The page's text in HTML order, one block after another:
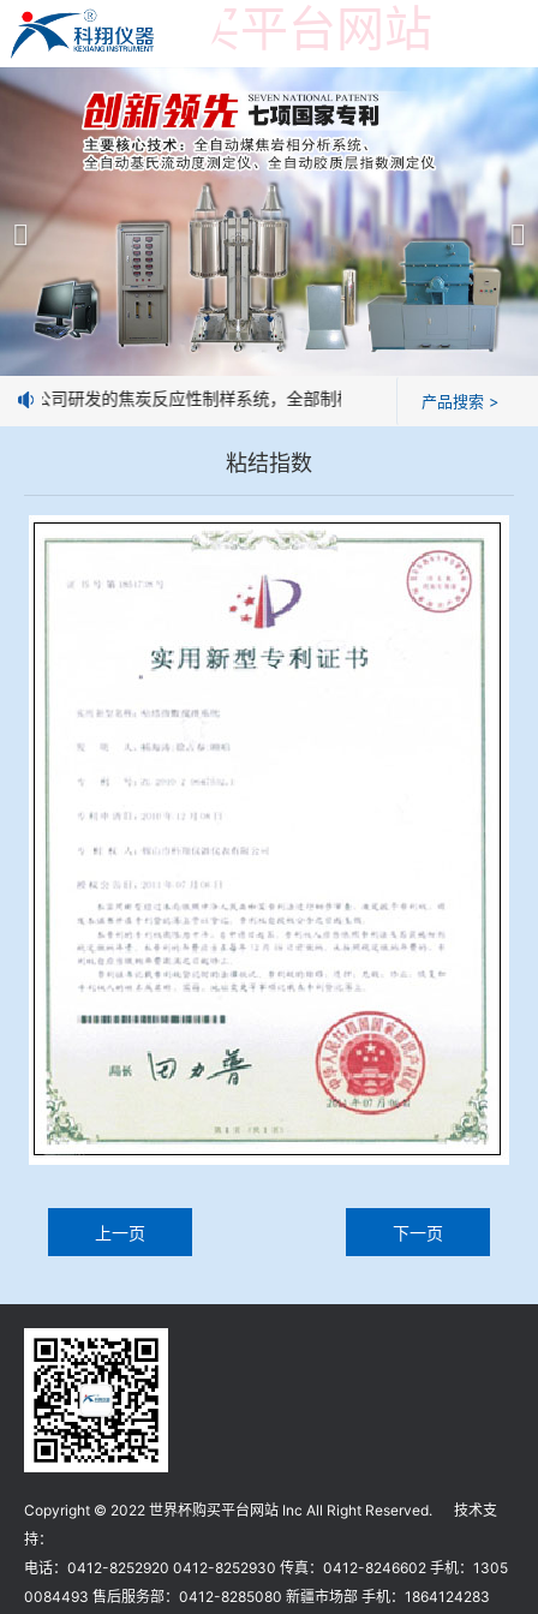
世界杯购买平台网站
世界杯购买平台网站
产品展示 ＞
焦炭高温性能检测系统
焦化行业检测及优化配煤设备
球团矿/烧结矿/块矿高温冶金性能检测系统
烧结/球团优化配矿研究设备
高炉配吹煤检测设备
公司简介
世界杯购买平台网站
企业业绩
技术交流
标准下载
企业荣誉
世界杯购买平台网站
我公司研发的焦炭反应性制样系统，全部制样过程机械化操作，没有
产品搜索 >
粘结指数
上一页 下一页
Copyright © 2022 世界杯购买平台网站 Inc All Right Reserved. 技术支
持：
电话：0412-8252920 0412-8252930 传真：0412-8246602 手机：1305
0084493 售后服务部：0412-8285080 新疆市场部 手机：1864124283